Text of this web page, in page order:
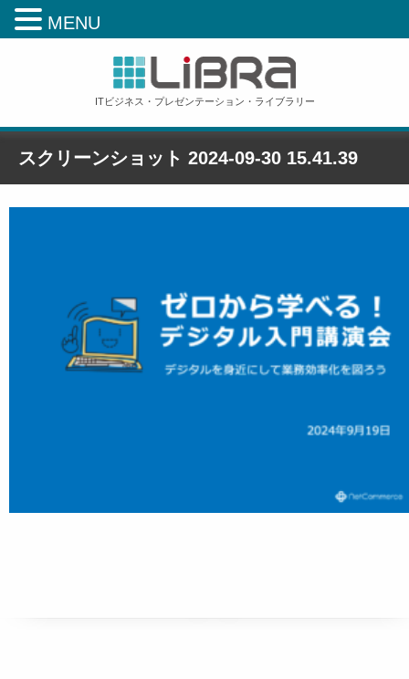
ITビジネス・プレゼンテーション・ライブラリー
スクリーンショット 2024-09-30 15.41.39
ホーム » スクリーンショット 2024-09-30 15.41.39
MENU